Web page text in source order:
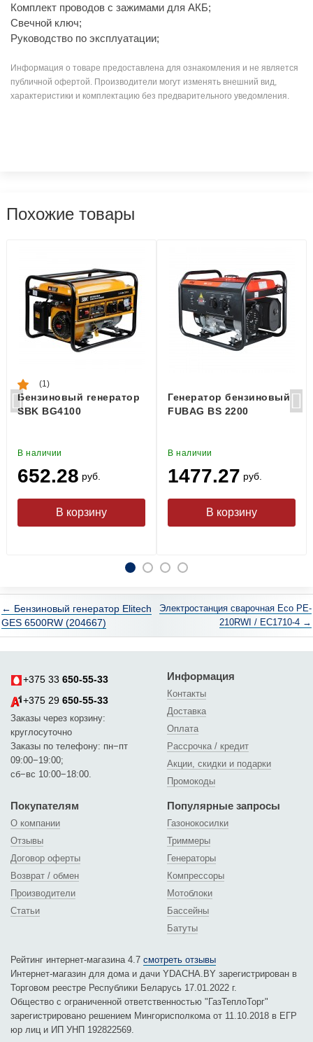
Комплект проводов с зажимами для АКБ;
Свечной ключ;
Руководство по эксплуатации;
Информация о товаре предоставлена для ознакомления и не является
публичной офертой. Производители могут изменять внешний вид,
характеристики и комплектацию без предварительного уведомления.
Похожие товары
Бензиновый генератор
SBK BG4100
(1)
В наличии
652.28 руб.
Генератор бензиновый
FUBAG BS 2200
В наличии
1477.27 руб.
← Бензиновый генератор Elitech
GES 6500RW (204667)
Электростанция сварочная Eco PE-
210RWI / EC1710-4 →
+375 33 650-55-33
+375 29 650-55-33
Заказы через корзину:
круглосуточно
Заказы по телефону: пн−пт
09:00−19:00;
сб−вс 10:00−18:00.
Информация
Контакты
Доставка
Оплата
Рассрочка / кредит
Акции, скидки и подарки
Промокоды
Покупателям
О компании
Отзывы
Договор оферты
Возврат / обмен
Производители
Статьи
Популярные запросы
Газонокосилки
Триммеры
Генераторы
Компрессоры
Мотоблоки
Бассейны
Батуты
Рейтинг интернет-магазина 4.7 смотреть отзывы
Интернет-магазин для дома и дачи YDACHA.BY зарегистрирован в
Торговом реестре Республики Беларусь 17.01.2022 г.
Общество с ограниченной ответственностью "ГазТеплоТорг"
зарегистрировано решением Мингорисполкома от 11.10.2018 в ЕГР
юр лиц и ИП УНП 192822569.